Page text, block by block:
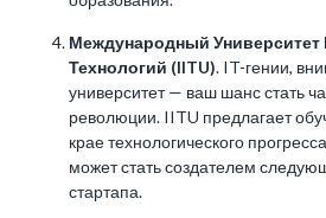
Международный
Технологий (IITU). IT-гении,
университет — ваш шанс стать
революции. IITU предлагает
крае технологического
может стать создателем
стартапа.